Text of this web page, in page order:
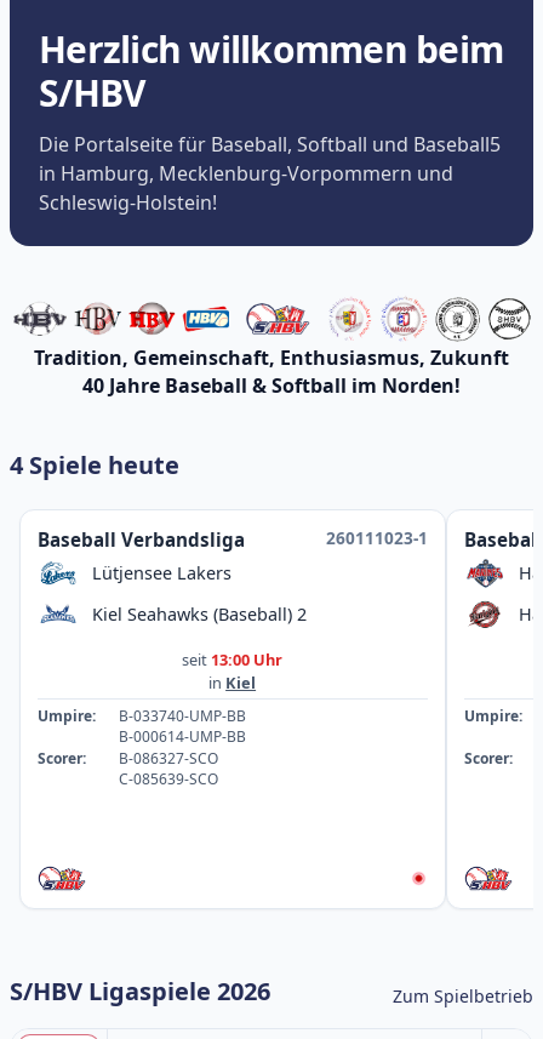
Herzlich willkommen beim
S/HBV
Die Portalseite für Baseball, Softball und Baseball5
in Hamburg, Mecklenburg-Vorpommern und
Schleswig-Holstein!
Tradition, Gemeinschaft, Enthusiasmus, Zukunft
40 Jahre Baseball & Softball im Norden!
4 Spiele heute
Baseball Verbandsliga
260111023-1
Lütjensee Lakers
Kiel Seahawks (Baseball) 2
seit 13:00 Uhr
in Kiel
Umpire:
B-033740-UMP-BB
B-000614-UMP-BB
Scorer:
B-086327-SCO
C-085639-SCO
Umpire:
Scorer:
S/HBV Ligaspiele 2026 Zum Spielbetrieb